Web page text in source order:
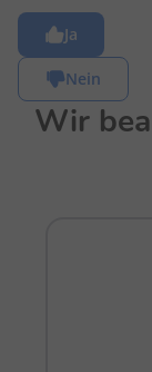
Ja
Nein
Wir